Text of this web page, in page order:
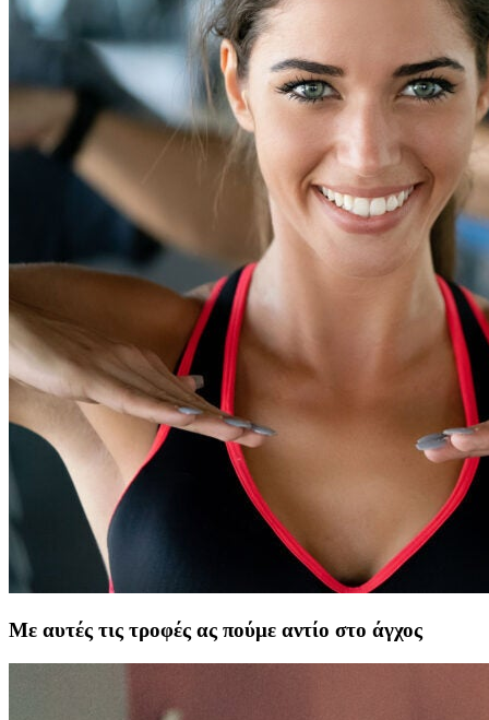
Με αυτές τις τροφές ας πούμε αντίο στο άγχος